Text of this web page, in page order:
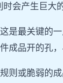
会产生巨大
是最关键的
成品开的孔
则或脆弱的